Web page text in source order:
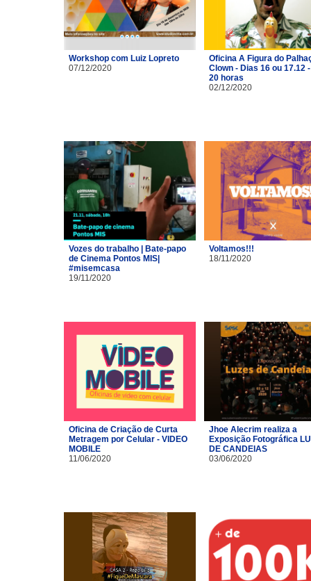
Workshop com Luiz Lopreto
07/12/2020
Oficina A Figura do
Clown - Dias 16 ou 17.12
20 horas
02/12/2020
Vozes do trabalho | Bate-papo
de Cinema Pontos MIS|
#misemcasa
19/11/2020
Voltamos!!!
18/11/2020
Oficina de Criação de Curta
Metragem por Celular - VIDEO
MOBILE
11/06/2020
Jhoe Alecrim realiza a
Exposição Fotográfica
DE CANDEIAS
03/06/2020